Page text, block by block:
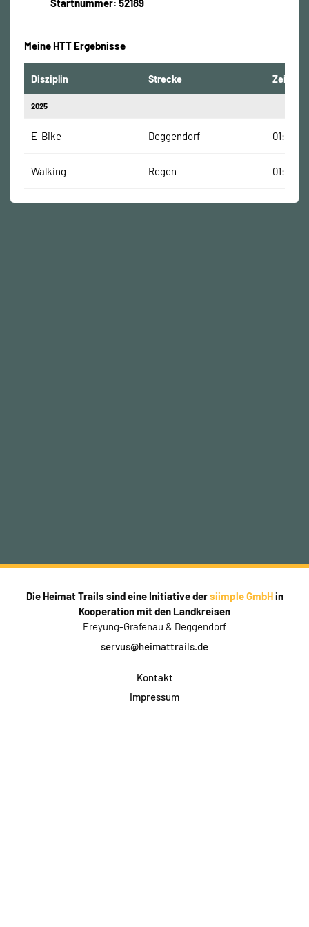
Startnummer: 52189
Meine HTT Ergebnisse
Disziplin Strecke Zeit
2025
E-Bike Deggendorf
Walking Regen
Die Heimat Trails sind eine Initiative dersiimple GmbHin
Kooperation mit den Landkreisen
Freyung-Grafenau & Deggendorf
servus@heimattrails.de
Kontakt
Impressum